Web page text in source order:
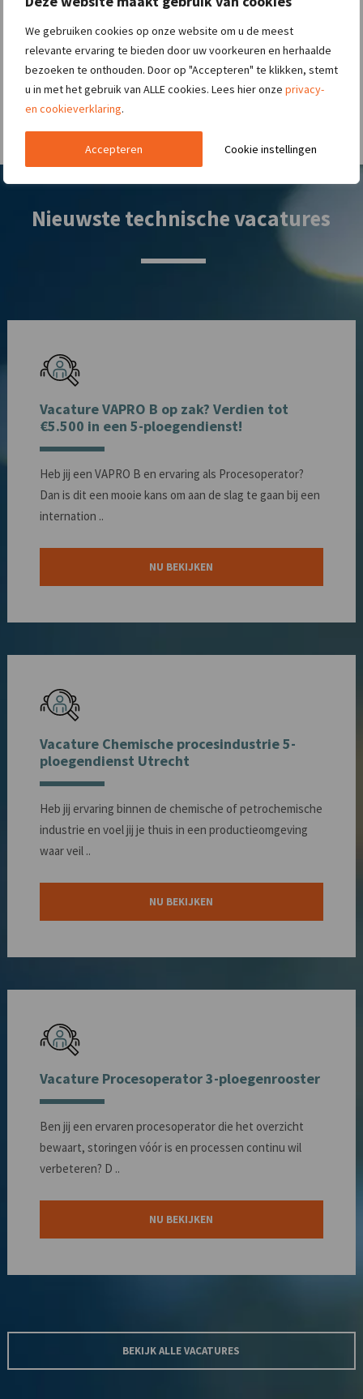
We gebruiken cookies op onze website om u de meest
relevante ervaring te bieden door uw voorkeuren en herhaalde
bezoeken te onthouden. Door op "Accepteren" te klikken, stemt
u in met het gebruik van ALLE cookies. Lees hier onze privacy-
en cookieverklaring.
Cookie instellingen
Accepteren
Nieuwste technische vacatures
Vacature VAPRO B op zak? Verdien tot
€5.500 in een 5-ploegendienst!
Heb jij een VAPRO B en ervaring als Procesoperator?
Dan is dit een mooie kans om aan de slag te gaan bij een
internation ..
NU BEKIJKEN
Vacature Chemische procesindustrie 5-
ploegendienst Utrecht
Heb jij ervaring binnen de chemische of petrochemische
industrie en voel jij je thuis in een productieomgeving
waar veil ..
NU BEKIJKEN
Vacature Procesoperator 3-ploegenrooster
Ben jij een ervaren procesoperator die het overzicht
bewaart, storingen vóór is en processen continu wil
verbeteren? D ..
NU BEKIJKEN
BEKIJK ALLE VACATURES